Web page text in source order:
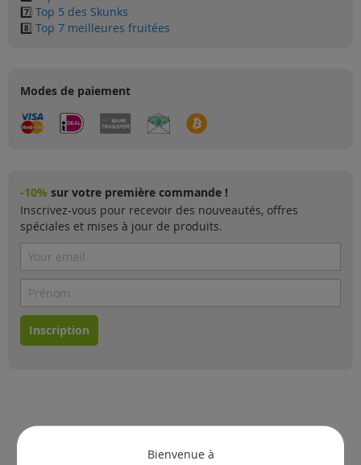
7️⃣ Top 5 des Skunks
8️⃣ Top 7 meilleures fruitées
Modes de paiement
-10% sur votre première commande !
Inscrivez-vous pour recevoir des nouveautés, offres
spéciales et mises à jour de produits.
Inscription
Bienvenue à